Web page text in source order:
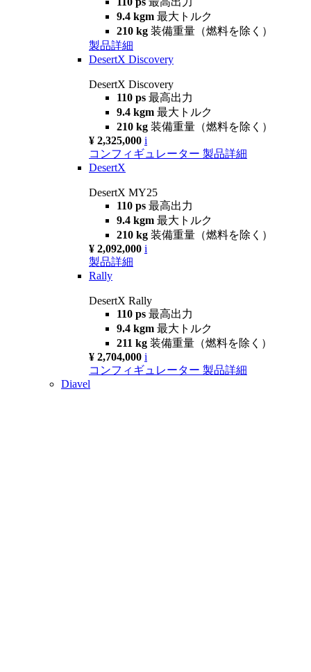
9.4 kgm 最大トルク
210 kg 装備重量（燃料を除く）
製品詳細
DesertX Discovery
DesertX Discovery
110 ps 最高出力
9.4 kgm 最大トルク
210 kg 装備重量（燃料を除く）
¥ 2,325,000 i
コンフィギュレーター 製品詳細
DesertX
DesertX MY25
110 ps 最高出力
9.4 kgm 最大トルク
210 kg 装備重量（燃料を除く）
¥ 2,092,000 i
製品詳細
Rally
DesertX Rally
110 ps 最高出力
9.4 kgm 最大トルク
211 kg 装備重量（燃料を除く）
¥ 2,704,000 i
コンフィギュレーター 製品詳細
Diavel